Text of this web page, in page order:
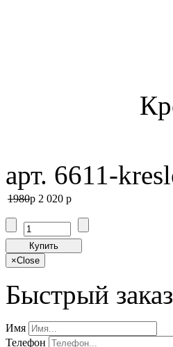
арт. 6611-
1980p 2 020 p
Купить
×Close
Быстрый заказ
Имя
Телефон